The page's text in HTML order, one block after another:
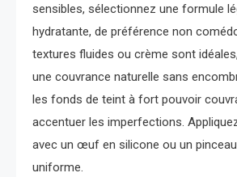
sensibles, sélectionnez une formule
hydratante, de préférence non
textures fluides ou crème sont
une couvrance naturelle sans
les fonds de teint à fort pouvoir
accentuer les imperfections.
avec un œuf en silicone ou un
uniforme.